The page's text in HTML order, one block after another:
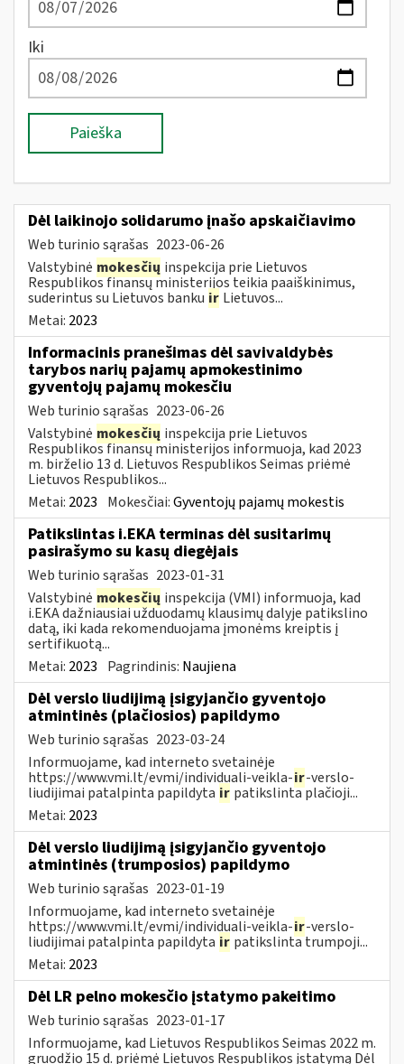
Iki
Paieška
Dėl laikinojo solidarumo įnašo apskaičiavimo
Web turinio sąrašas 2023-06-26
Valstybinė mokesčių inspekcija prie Lietuvos
Respublikos finansų ministerijos teikia paaiškinimus,
suderintus su Lietuvos banku ir Lietuvos...
Metai: 2023
Informacinis pranešimas dėl savivaldybės
tarybos narių pajamų apmokestinimo
gyventojų pajamų mokesčiu
Web turinio sąrašas 2023-06-26
Valstybinė mokesčių inspekcija prie Lietuvos
Respublikos finansų ministerijos informuoja, kad 2023
m. birželio 13 d. Lietuvos Respublikos Seimas priėmė
Lietuvos Respublikos...
Metai: 2023 Mokesčiai:Gyventojų pajamų mokestis
Patikslintas i.EKA terminas dėl susitarimų
pasirašymo su kasų diegėjais
Web turinio sąrašas 2023-01-31
Valstybinė mokesčių inspekcija (VMI) informuoja, kad
i.EKA dažniausiai užduodamų klausimų dalyje patikslino
datą, iki kada rekomenduojama įmonėms kreiptis į
sertifikuotą...
Metai: 2023 Pagrindinis: Naujiena
Dėl verslo liudijimą įsigyjančio gyventojo
atmintinės (plačiosios) papildymo
Web turinio sąrašas 2023-03-24
Informuojame, kad interneto svetainėje
https://www.vmi.lt/evmi/individuali-veikla-ir-verslo-
liudijimai patalpinta papildyta ir patikslinta plačioji...
Metai: 2023
Dėl verslo liudijimą įsigyjančio gyventojo
atmintinės (trumposios) papildymo
Web turinio sąrašas 2023-01-19
Informuojame, kad interneto svetainėje
https://www.vmi.lt/evmi/individuali-veikla-ir-verslo-
liudijimai patalpinta papildyta ir patikslinta trumpoji...
Metai: 2023
Dėl LR pelno mokesčio įstatymo pakeitimo
Web turinio sąrašas 2023-01-17
Informuojame, kad Lietuvos Respublikos Seimas 2022 m.
gruodžio 15 d. priėmė Lietuvos Respublikos įstatymą Dėl